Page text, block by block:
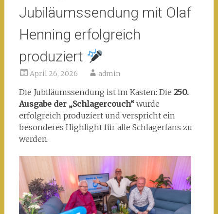
Jubiläumssendung mit Olaf
Henning erfolgreich
produziert
April 26, 2026 admin
Die Jubiläumssendung ist im Kasten: Die 250.
Ausgabe der „Schlagercouch“wurde
erfolgreich produziert und verspricht ein
besonderes Highlight für alle Schlagerfans zu
werden.